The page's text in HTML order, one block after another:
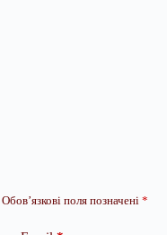
Обов’язкові поля позначені *